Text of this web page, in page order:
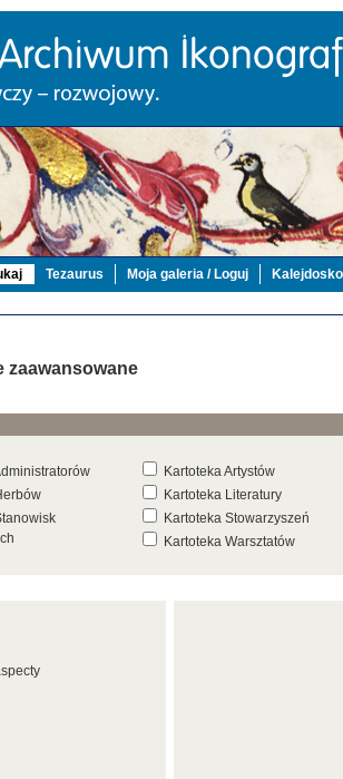
Tezaurus Moja galeria / Loguj
zaawansowane
Kartoteka Artystów
Kartoteka Literatury
Kartoteka Stowarzyszeń
Kartoteka Warsztatów